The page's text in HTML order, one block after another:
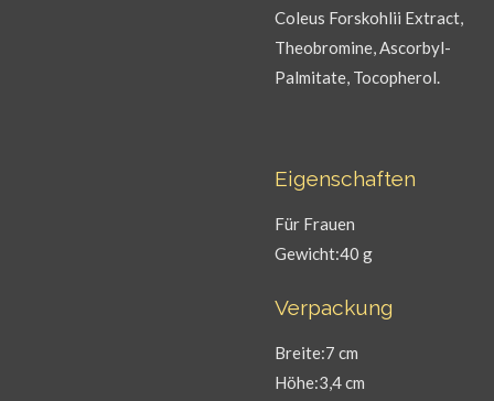
Coleus Forskohlii Extract,
Theobromine, Ascorbyl-
Palmitate, Tocopherol.
Eigenschaften
Für Frauen
Gewicht:40 g
Verpackung
Breite:7 cm
Höhe:3,4 cm